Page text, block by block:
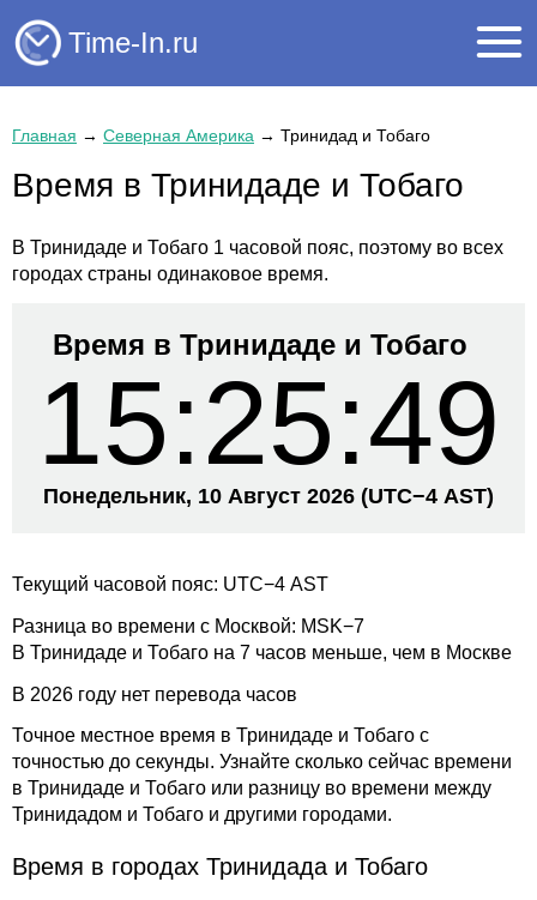
Time-In.ru
Главная → Северная Америка → Тринидад и Тобаго
Время в Тринидаде и Тобаго
В Тринидаде и Тобаго 1 часовой пояс, поэтому во всех
городах страны одинаковое время.
Время в Тринидаде и Тобаго
15:25:49
Понедельник, 10 Август 2026 (UTC−4 AST)
Текущий часовой пояс: UTC−4 AST
Разница во времени с Москвой: MSK−7
В Тринидаде и Тобаго на 7 часов меньше, чем в Москве
В 2026 году нет перевода часов
Точное местное время в Тринидаде и Тобаго с
точностью до секунды. Узнайте сколько сейчас времени
в Тринидаде и Тобаго или разницу во времени между
Тринидадом и Тобаго и другими городами.
Время в городах Тринидада и Тобаго